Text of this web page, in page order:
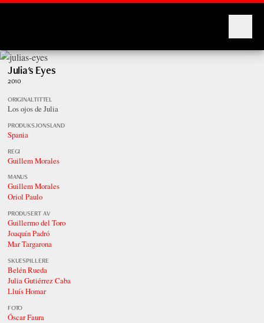
Julia's Eyes
2010
ORIGINALTITTEL
Los ojos de Julia
PRODUKSJONSLAND
Spania
REGI
Guillem Morales
MANUS
Guillem Morales
Oriol Paulo
PRODUSERT AV
Guillermo del Toro
Joaquín Padró
Mar Targarona
SKUESPILLERE
Belén Rueda
Julia Gutiérrez Caba
Lluís Homar
FOTO
Óscar Faura